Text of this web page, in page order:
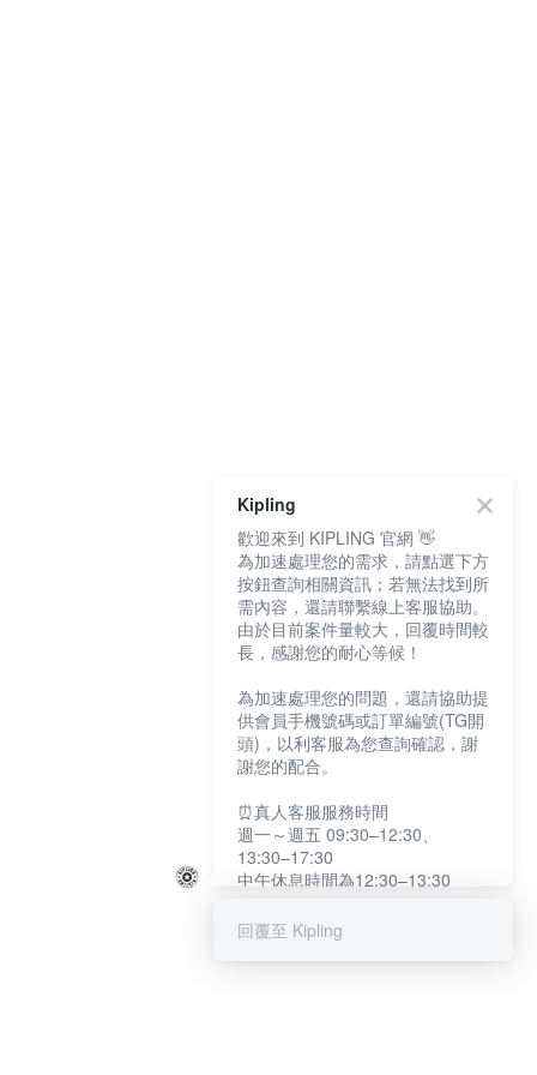
Kipling
歡迎來到 KIPLING 官網 👋
為加速處理您的需求，請點選下方
按鈕查詢相關資訊；若無法找到所
需內容，還請聯繫線上客服協助。
由於目前案件量較大，回覆時間較
長，感謝您的耐心等候！
為加速處理您的問題，還請協助提
供會員手機號碼或訂單編號(TG開
頭)，以利客服為您查詢確認，謝
謝您的配合。
⏰真人客服服務時間
週一～週五 09:30–12:30、
13:30–17:30
中午休息時間為12:30–13:30
提醒您：系統會自動已讀訊息，如
回覆至 Kipling